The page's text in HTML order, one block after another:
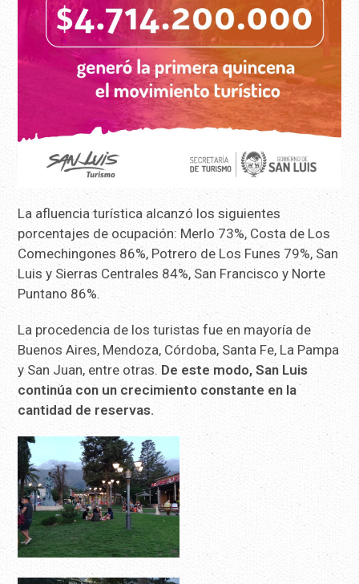
La afluencia turística alcanzó los siguientes
porcentajes de ocupación: Merlo 73%, Costa de Los
Comechingones 86%, Potrero de Los Funes 79%, San
Luis y Sierras Centrales 84%, San Francisco y Norte
Puntano 86%.
La procedencia de los turistas fue en mayoría de
Buenos Aires, Mendoza, Córdoba, Santa Fe, La Pampa
y San Juan, entre otras. De este modo, San Luis
continúa con un crecimiento constante en la
cantidad de reservas.